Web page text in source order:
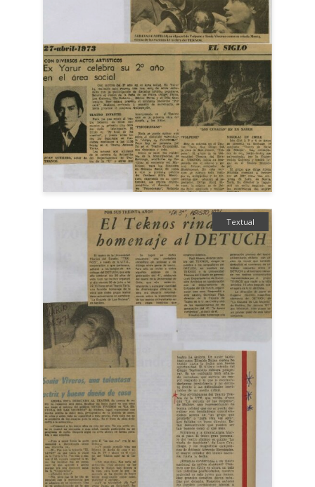
Textual